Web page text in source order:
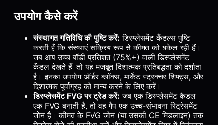
उपयोग कैसे करें
संस्थागत गतिविधि की पुष्टि करें: डिस्प्लेसमेंट कैंडल्स पुष्टि
करती हैं कि संस्थाएं सक्रिय रूप से कीमत को धकेल रही हैं।
जब आप उच्च बॉडी प्रतिशत (75%+) वाली डिस्प्लेसमेंट
कैंडल देखते हैं, तो यह मजबूत दिशात्मक प्रतिबद्धता को दर्शाता
है। इनका उपयोग ऑर्डर ब्लॉक्स, मार्केट स्ट्रक्चर शिफ्ट्स, और
दिशात्मक पूर्वाग्रह को मान्य करने के लिए करें।
डिस्प्लेसमेंट FVG पर ट्रेड करें: जब एक डिस्प्लेसमेंट कैंडल
एक FVG बनाती है, तो वह गैप एक उच्च-संभावना रिट्रेसमेंट
जोन है। कीमत के FVG जोन (या उसकी CE मिडलाइन) तक